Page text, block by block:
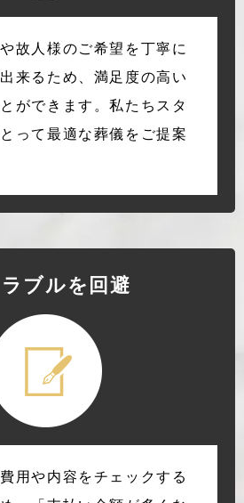
故人様のご希望を丁寧に
来るため、満足度の高い
ができます。私たちスタ
って最適な葬儀をご提案
ラブルを回避
用や内容をチェックする